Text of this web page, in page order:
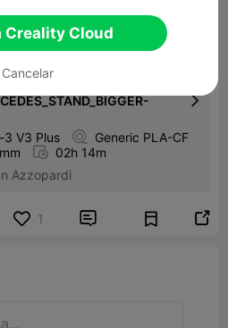

3 V3 Plus  Generic PLA-CF
 02h 14m
Azzopardi
1  
Creality Cloud
Cancelar